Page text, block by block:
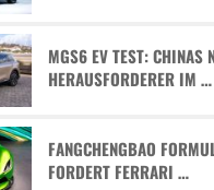
MGS6 EV TEST: CHINAS
HERAUSFORDERER IM …
FANGCHENGBAO
FORDERT FERRARI …